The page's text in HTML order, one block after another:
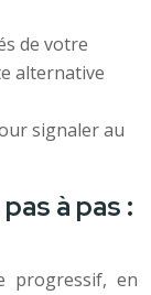
de votre
alternative
signaler au
à pas :
progressif, en